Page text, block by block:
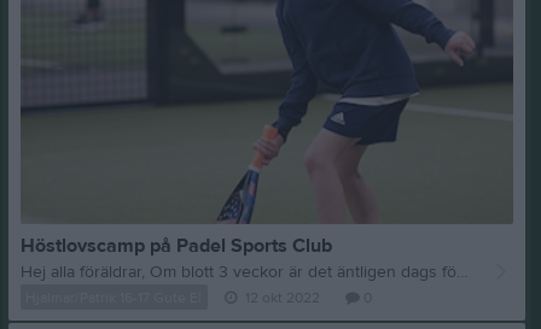
Höstlovscamp på Padel Sports Club
Hej alla föräldrar, Om blott 3 veckor är det äntligen dags för era barn att gå på ett efterlängtat höstlov. Självklart kör vi precis som förra året en höstlovscamp på Padel Sports Club under måndag-onsdag. Vi har plats för ett mycket begränsat antal barn i åldrarna 2008-2016 så se till att anmäla ditt barn så snart som möjligt om ni önskar delta. För mer info & anmälan klicka här: ANMÄLAN Hoppas vi ses!